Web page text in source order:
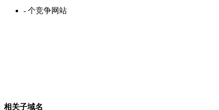
- 个竞争网站
相关子域名